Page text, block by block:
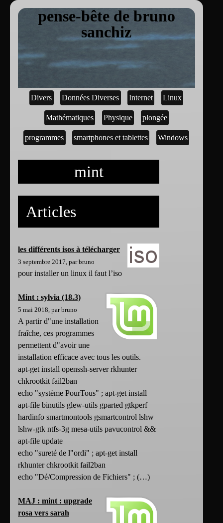
pense-bête de bruno
sanchiz
Divers Données Diverses Internet Linux
Mathématiques Physique plongée
programmes smartphones et tablettes Windows
mint
Articles
les différents isos à télécharger
3 septembre 2017, par bruno
pour installer un linux il faut l’iso
Mint : sylvia (18.3)
5 mai 2018, par bruno
A partir d"une installation
fraîche, ces programmes
permettent d"avoir une
installation efficace avec tous les outils.
apt-get install openssh-server rkhunter
chkrootkit fail2ban
echo "système PourTous" ; apt-get install
apt-file binutils glew-utils gparted gtkperf
hardinfo smartmontools gsmartcontrol lshw
lshw-gtk ntfs-3g mesa-utils pavucontrol &&
apt-file update
echo "sureté de l"ordi" ; apt-get install
rkhunter chkrootkit fail2ban
echo "Dé/Compression de Fichiers" ; (…)
MAJ : mint : upgrade
rosa vers sarah